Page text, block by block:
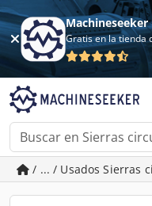
Machineseeker
/ ... / Usados Sierras